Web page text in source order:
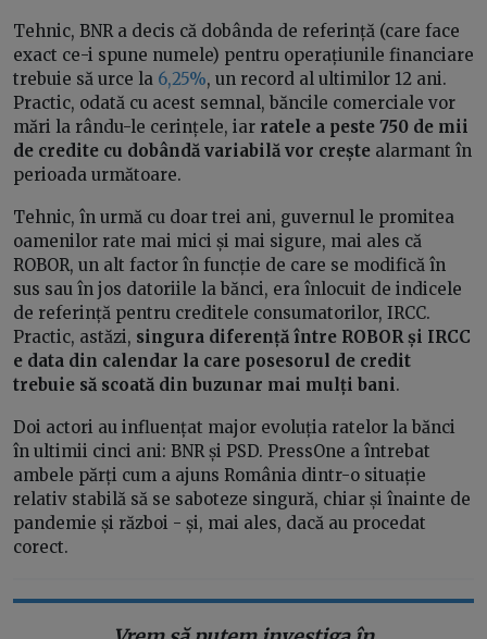
Tehnic, BNR a decis că dobânda de referință (care face
exact ce-i spune numele) pentru operațiunile financiare
trebuie să urce la 6,25%, un record al ultimilor 12 ani.
Practic, odată cu acest semnal, băncile comerciale vor
mări la rându-le cerințele, iar ratele a peste 750 de mii
de credite cu dobândă variabilă vor crește alarmant în
perioada următoare.
Tehnic, în urmă cu doar trei ani, guvernul le promitea
oamenilor rate mai mici și mai sigure, mai ales că
ROBOR, un alt factor în funcție de care se modifică în
sus sau în jos datoriile la bănci, era înlocuit de indicele
de referință pentru creditele consumatorilor, IRCC.
Practic, astăzi, singura diferență între ROBOR și IRCC
e data din calendar la care posesorul de credit
trebuie să scoată din buzunar mai mulți bani.
Doi actori au influențat major evoluția ratelor la bănci
în ultimii cinci ani: BNR și PSD. PressOne a întrebat
ambele părți cum a ajuns România dintr-o situație
relativ stabilă să se saboteze singură, chiar și înainte de
pandemie și război - și, mai ales, dacă au procedat
corect.